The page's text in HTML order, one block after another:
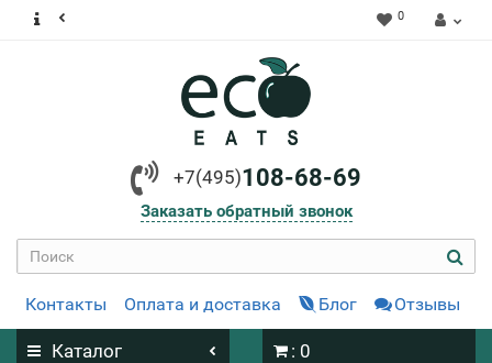
0
+7(495)108-68-69
Заказать обратный звонок
Контакты Оплата и доставка Блог Отзывы
Каталог : 0